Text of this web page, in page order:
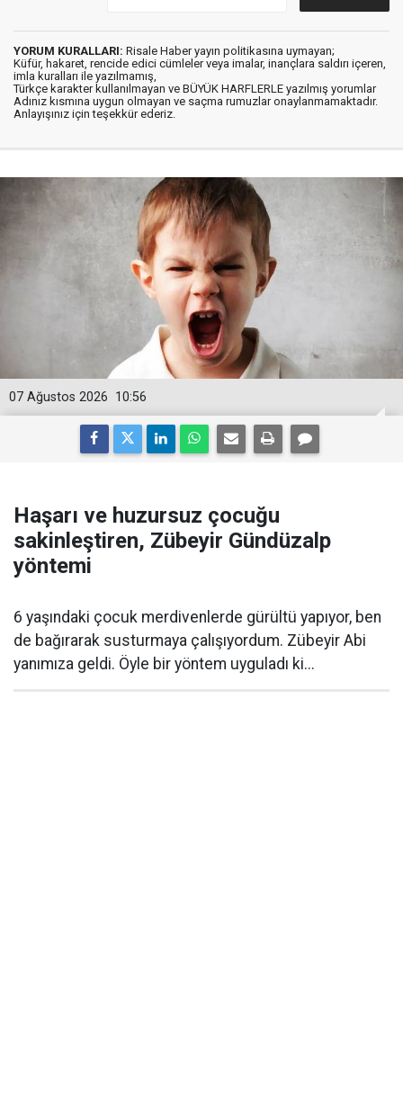
YORUM KURALLARI: Risale Haber yayın politikasına uymayan;
Küfür, hakaret, rencide edici cümleler veya imalar, inançlara saldırı içeren,
imla kuralları ile yazılmamış,
Türkçe karakter kullanılmayan ve BÜYÜK HARFLERLE yazılmış yorumlar
Adınız kısmına uygun olmayan ve saçma rumuzlar onaylanmamaktadır.
Anlayışınız için teşekkür ederiz.
10:56
07 Ağustos 2026
Haşarı ve huzursuz çocuğu
sakinleştiren, Zübeyir Gündüzalp
yöntemi
6 yaşındaki çocuk merdivenlerde gürültü yapıyor, ben
de bağırarak susturmaya çalışıyordum. Zübeyir Abi
yanımıza geldi. Öyle bir yöntem uyguladı ki...